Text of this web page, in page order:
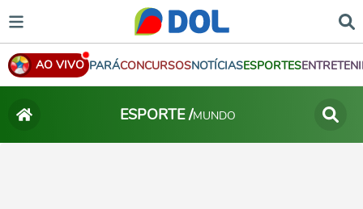
AO VIVO PARÁCONCURSOSNOTÍCIASESPORTES
ESPORTE /MUNDO